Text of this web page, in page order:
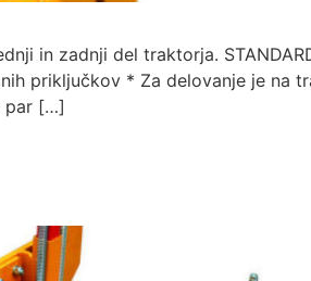
in zadnji del traktorja.
priključkov * Za delovanje je na
par […]